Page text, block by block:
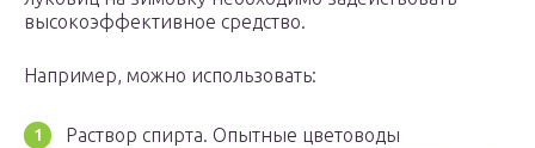
высокоэффективное средство.
Например, можно использовать:
Раствор спирта. Опытные цветоводы